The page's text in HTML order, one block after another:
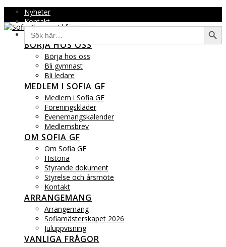
Hoppa
till
innehåll
Nyheter
Kontakt
Sök
efter:
BÖRJA HOS OSS
Börja hos oss
Bli gymnast
Bli ledare
MEDLEM I SOFIA GF
Medlem i Sofia GF
Föreningskläder
Evenemangskalender
Medlemsbrev
OM SOFIA GF
Om Sofia GF
Historia
Styrande dokument
Styrelse och årsmöte
Kontakt
ARRANGEMANG
Arrangemang
Sofiamästerskapet 2026
Juluppvisning
VANLIGA FRÅGOR